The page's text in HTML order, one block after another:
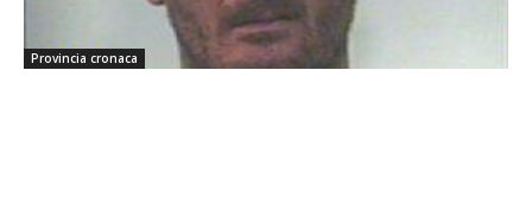
Provincia cronaca